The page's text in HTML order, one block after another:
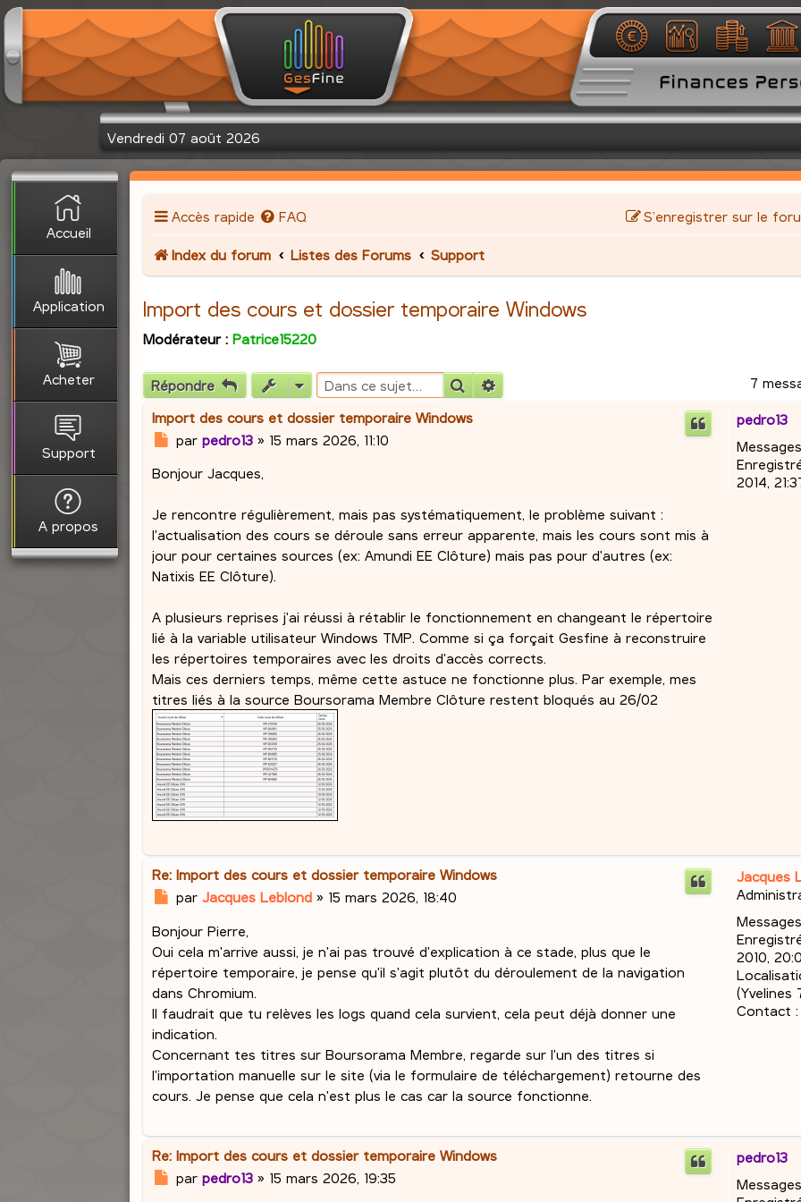
Vendredi 07 août 2026
Accueil
Application
Acheter
Support
A propos
Accès rapide FAQ S’enregistrer sur le
Index du forum Listes des Forums Support
Import des cours et dossier temporaire Windows
Modérateur : Patrice15220
Répondre Rechercher 7
pedro13
2014,
Import des cours et dossier temporaire Windows
M
s
a
g
e
par pedro13 » 15 mars 2026, 11:10
Bonjour Jacques,
Je rencontre régulièrement, mais pas systématiquement, le problème suivant :
l'actualisation des cours se déroule sans erreur apparente, mais les cours sont mis à
jour pour certaines sources (ex: Amundi EE Clôture) mais pas pour d'autres (ex:
Natixis EE Clôture).
A plusieurs reprises j'ai réussi à rétablir le fonctionnement en changeant le répertoire
lié à la variable utilisateur Windows TMP. Comme si ça forçait Gesfine à reconstruire
les répertoires temporaires avec les droits d'accès corrects.
Mais ces derniers temps, même cette astuce ne fonctionne plus. Par exemple, mes
titres liés à la source Boursorama Membre Clôture restent bloqués au 26/02
Jacques
2010,
(Yvelines
Contact :
Re: Import des cours et dossier temporaire Windows
M
s
s
a
e
par Jacques Leblond » 15 mars 2026, 18:40
Bonjour Pierre,
Oui cela m'arrive aussi, je n'ai pas trouvé d'explication à ce stade, plus que le
répertoire temporaire, je pense qu'il s'agit plutôt du déroulement de la navigation
dans Chromium.
Il faudrait que tu relèves les logs quand cela survient, cela peut déjà donner une
indication.
Concernant tes titres sur Boursorama Membre, regarde sur l'un des titres si
l'importation manuelle sur le site (via le formulaire de téléchargement) retourne des
cours. Je pense que cela n'est plus le cas car la source fonctionne.
pedro13
Re: Import des cours et dossier temporaire Windows
M
par pedro13 » 15 mars 2026, 19:35